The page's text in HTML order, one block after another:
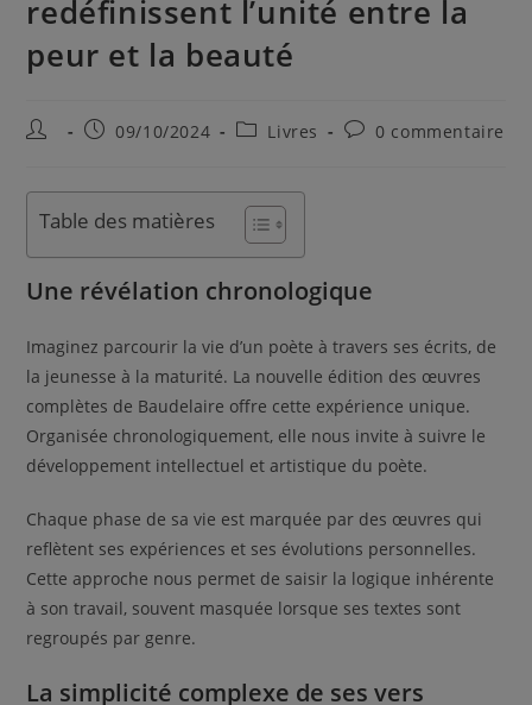
redéfinissent l’unité entre la
peur et la beauté
09/10/2024 Livres 0 commentaire
Table des matières
Une révélation chronologique
Imaginez parcourir la vie d’un poète à travers ses écrits, de
la jeunesse à la maturité. La nouvelle édition des œuvres
complètes de Baudelaire offre cette expérience unique.
Organisée chronologiquement, elle nous invite à suivre le
développement intellectuel et artistique du poète.
Chaque phase de sa vie est marquée par des œuvres qui
reflètent ses expériences et ses évolutions personnelles.
Cette approche nous permet de saisir la logique inhérente
à son travail, souvent masquée lorsque ses textes sont
regroupés par genre.
La simplicité complexe de ses vers